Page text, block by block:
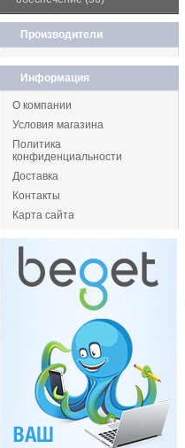
Производители
Информация
О компании
Условия магазина
Политика
конфиденциальности
Доставка
Контакты
Карта сайта